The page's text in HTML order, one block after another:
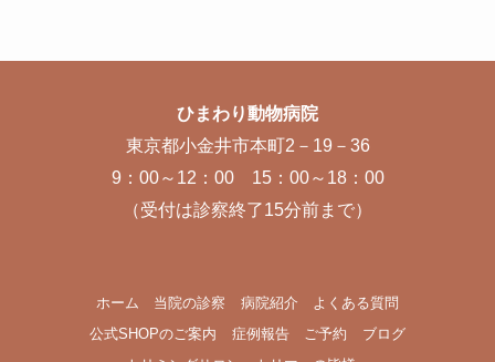
ひまわり動物病院
東京都小金井市本町2－19－36
9：00～12：00 15：00～18：00
（受付は診察終了15分前まで）
ホーム 当院の診察 病院紹介
よくある質問
公式SHOPのご案内
症例報告 ご予約
ブログ